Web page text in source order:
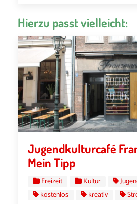
Hierzu passt vielleicht:
Jugendkulturcafé
Mein Tipp
Freizeit Kultur
kostenlos
kreativ